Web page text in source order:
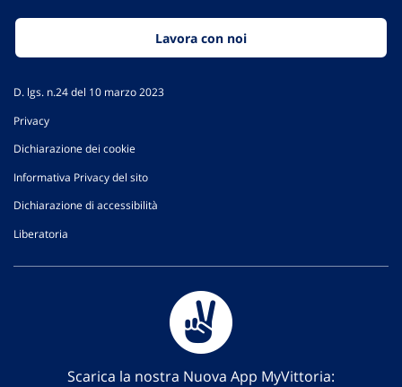
Lavora con noi
D. lgs. n.24 del 10 marzo 2023
Privacy
Dichiarazione dei cookie
Informativa Privacy del sito
Dichiarazione di accessibilità
Liberatoria
Scarica la nostra Nuova App MyVittoria: